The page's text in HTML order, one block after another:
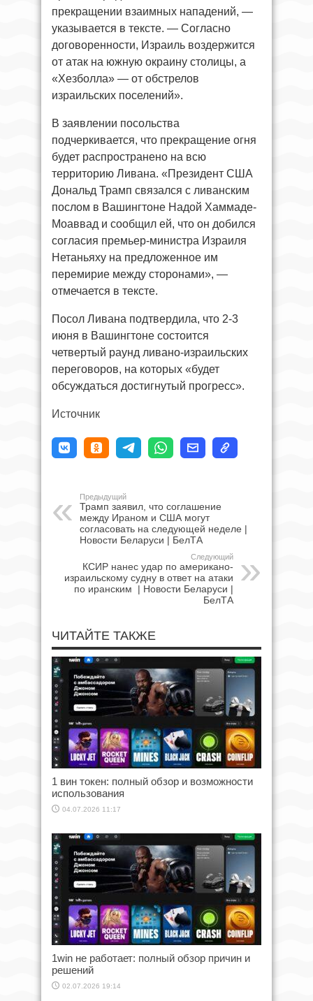
прекращении взаимных нападений, —
указывается в тексте. — Согласно
договоренности, Израиль воздержится
от атак на южную окраину столицы, а
«Хезболла» — от обстрелов
израильских поселений».
В заявлении посольства
подчеркивается, что прекращение огня
будет распространено на всю
территорию Ливана. «Президент США
Дональд Трамп связался с ливанским
послом в Вашингтоне Надой Хаммаде-
Моаввад и сообщил ей, что он добился
согласия премьер-министра Израиля
Нетаньяху на предложенное им
перемирие между сторонами», —
отмечается в тексте.
Посол Ливана подтвердила, что 2-3
июня в Вашингтоне состоится
четвертый раунд ливано-израильских
переговоров, на которых «будет
обсуждаться достигнутый прогресс».
Источник
Предыдущий
Трамп заявил, что соглашение
между Ираном и США могут
согласовать на следующей неделе |
Новости Беларуси | БелТА
Следующий
КСИР нанес удар по американо-
израильскому судну в ответ на атаки
по иранским | Новости Беларуси |
БелТА
ЧИТАЙТЕ ТАКЖЕ
1 вин токен: полный обзор и возможности
использования
04.07.2026 11:17
1win не работает: полный обзор причин и
решений
02.07.2026 19:14